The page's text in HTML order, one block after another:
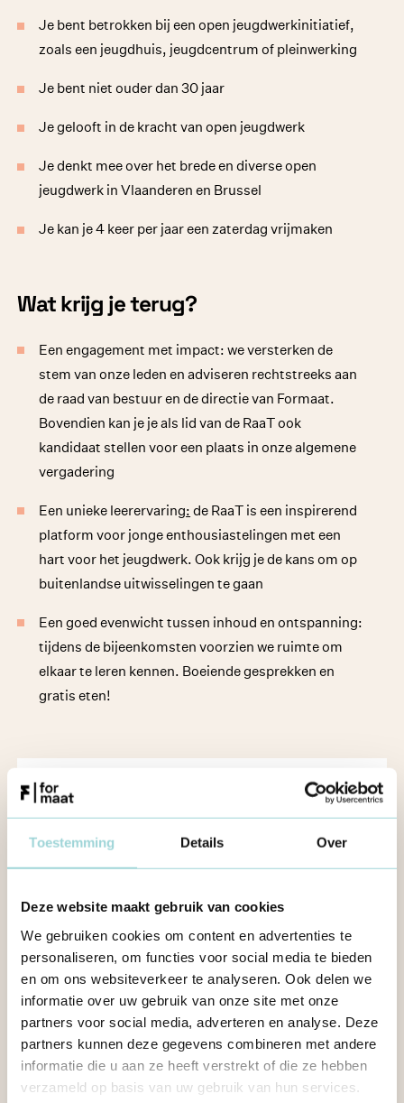
Toestemming Details Over
Deze website maakt gebruik van cookies
We gebruiken cookies om content en advertenties te
personaliseren, om functies voor social media te bieden
en om ons websiteverkeer te analyseren. Ook delen we
informatie over uw gebruik van onze site met onze
partners voor social media, adverteren en analyse. Deze
partners kunnen deze gegevens combineren met andere
informatie die u aan ze heeft verstrekt of die ze hebben
verzameld op basis van uw gebruik van hun services.
Je bent betrokken bij een open jeugdwerkinitiatief,
zoals een jeugdhuis, jeugdcentrum of pleinwerking
Je bent niet ouder dan 30 jaar
Je gelooft in de kracht van open jeugdwerk
Je denkt mee over het brede en diverse open
jeugdwerk in Vlaanderen en Brussel
Je kan je 4 keer per jaar een zaterdag vrijmaken
Wat krijg je terug?
Een engagement met impact: we versterken de
stem van onze leden en adviseren rechtstreeks aan
de raad van bestuur en de directie van Formaat.
Bovendien kan je je als lid van de RaaT ook
kandidaat stellen voor een plaats in onze algemene
vergadering
Een unieke leerervaring: de RaaT is een inspirerend
platform voor jonge enthousiastelingen met een
hart voor het jeugdwerk. Ook krijg je de kans om op
buitenlandse uitwisselingen te gaan
Een goed evenwicht tussen inhoud en ontspanning:
tijdens de bijeenkomsten voorzien we ruimte om
elkaar te leren kennen. Boeiende gesprekken en
gratis eten!
Word jij een RaaTslid? Stuur een mail naar
thomas.petit@formaat.be
. Vermeld zeker je
naam, in welk jeugdhuis je actief bent en je
MEER INFO OVER DE RAAT